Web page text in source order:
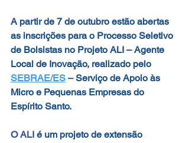
A partir de 7 de outubro estão abertas
as inscrições para o Processo Seletivo
de Bolsistas no Projeto ALI – Agente
Local de Inovação, realizado pelo
SEBRAE/ES – Serviço de Apoio às
Micro e Pequenas Empresas do
Espírito Santo.
O ALI é um projeto de extensão